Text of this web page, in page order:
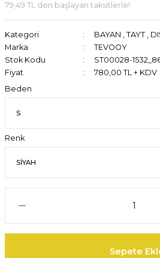
79,49 TL den başlayan taksitlerle!
Kategori BAYAN , TAYT ,
Marka
TEVOOY
Stok Kodu
ST00028-
Fiyat
780,00 TL + KDV
Beden
Renk
Sepete